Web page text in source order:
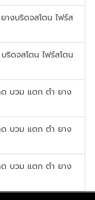
างบริดจสโตน ไฟร์ส
ริดจสโตน ไฟร์สโตน
ด บวม แตก ตำ ยาง
ด บวม แตก ตำ ยาง
ด บวม แตก ตำ ยาง